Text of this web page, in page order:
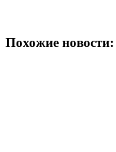
Похожие новости: